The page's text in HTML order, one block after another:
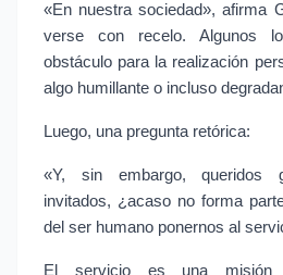
«En nuestra sociedad», afirma
verse con recelo. Algunos
obstáculo para la realización
algo humillante o incluso
Luego, una pregunta retórica:
«Y, sin embargo, queridos
invitados, ¿acaso no forma
del ser humano ponernos al
El servicio es una